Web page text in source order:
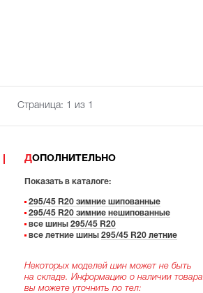
Страница: 1 из 1
ДОПОЛНИТЕЛЬНО
Показать в каталоге:
295/45 R20 зимние шипованные
295/45 R20 зимние нешипованные
все шины 295/45 R20
все летние шины 295/45 R20 летние
Некоторых моделей шин может не быть
на складе. Информацию о наличии товара
вы можете уточнить по тел: